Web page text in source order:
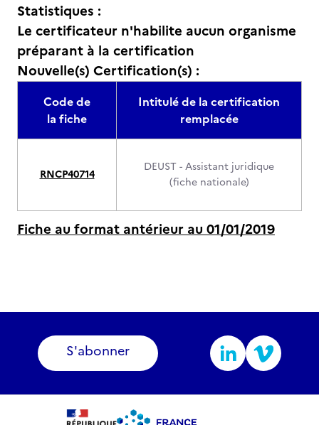
Statistiques :
Le certificateur n'habilite aucun organisme
préparant à la certification
Nouvelle(s) Certification(s) :
Code de
la fiche
Intitulé de la certification
remplacée
RNCP40714
DEUST - Assistant juridique
(fiche nationale)
Fiche au format antérieur au 01/01/2019
S'abonner